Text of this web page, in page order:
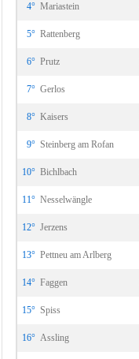
4° Mariastein
5° Rattenberg
6° Prutz
7° Gerlos
8° Kaisers
9° Steinberg am Rofan
10° Bichlbach
11° Nesselwängle
12° Jerzens
13° Pettneu am Arlberg
14° Faggen
15° Spiss
16° Assling